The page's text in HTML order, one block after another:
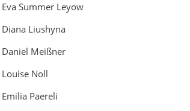
Eva Summer Leyow
Diana Liushyna
Daniel Meißner
Louise Noll
Emilia Paereli